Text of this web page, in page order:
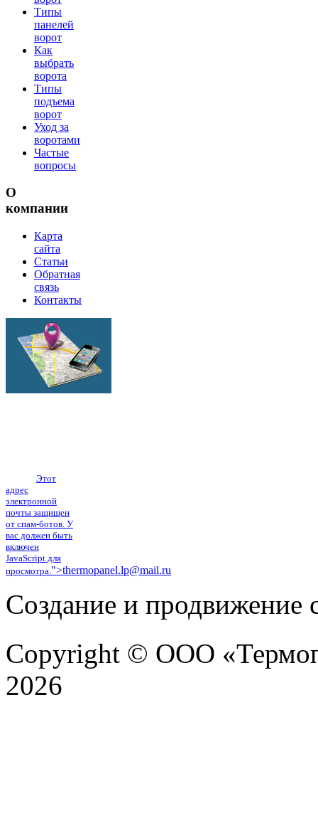
Типы
панелей
ворот
Как
выбрать
ворота
Типы
подъема
ворот
Уход за
воротами
Частые
вопросы
О
компании
Карта
сайта
Статьи
Обратная
связь
Контакты
Этот
адрес
электронной
почты защищен
от спам-ботов. У
вас должен быть
включен
JavaScript для
просмотра.">thermopanel.lp@mail.ru
Создание и продвижение
Copyright © ООО
2026